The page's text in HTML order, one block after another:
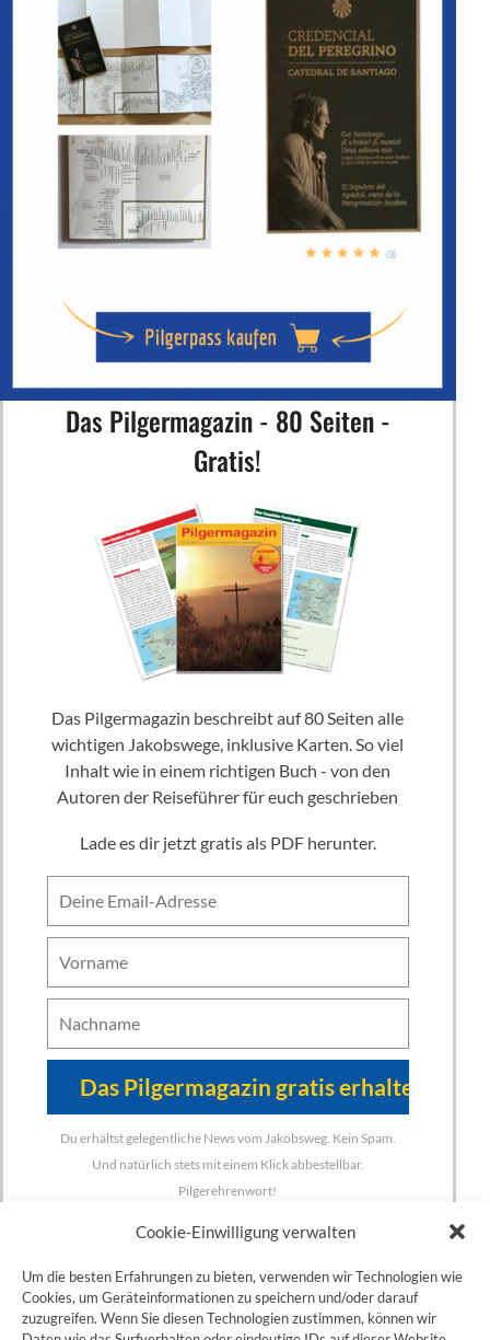
Cookie-Einwilligung verwalten
Um die besten Erfahrungen zu bieten, verwenden wir Technologien wie
Cookies, um Geräteinformationen zu speichern und/oder darauf
zuzugreifen. Wenn Sie diesen Technologien zustimmen, können wir
Das Pilgermagazin - 80 Seiten -
Gratis!
Das Pilgermagazin beschreibt auf 80 Seiten alle
wichtigen Jakobswege, inklusive Karten. So viel
Inhalt wie in einem richtigen Buch - von den
Autoren der Reiseführer für euch geschrieben
Lade es dir jetzt gratis als PDF herunter.
Du erhältst gelegentliche News vom Jakobsweg. Kein Spam.
Und natürlich stets mit einem Klick abbestellbar.
Pilgerehrenwort!
ZUM JAKOBSWEG SHOP